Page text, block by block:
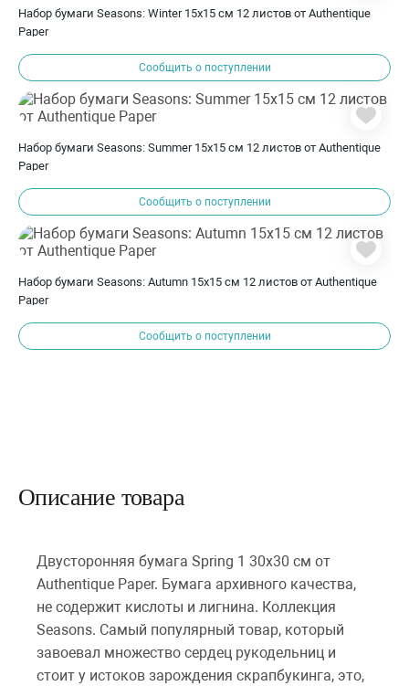
Набор бумаги Seasons: Winter 15х15 см 12 листов от Authentique
Paper
Сообщить о поступлении
Набор бумаги Seasons: Summer 15х15 см 12 листов от Authentique
Paper
Сообщить о поступлении
Набор бумаги Seasons: Autumn 15х15 см 12 листов от Authentique
Paper
Сообщить о поступлении
Описание товара
Двусторонняя бумага Spring 1 30х30 см от
Authentique Paper. Бумага архивного качества,
не содержит кислоты и лигнина. Коллекция
Seasons. Самый популярный товар, который
завоевал множество сердец рукодельниц и
стоит у истоков зарождения скрапбукинга, это,